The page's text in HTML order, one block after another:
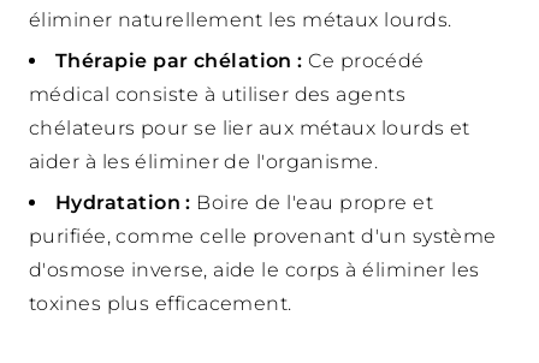
éliminer naturellement les métaux lourds.
Thérapie par chélation :Ce procédé
médical consiste à utiliser des agents
chélateurs pour se lier aux métaux lourds et
aider à les éliminer de l'organisme.
Hydratation : Boire de l'eau propre et
purifiée, comme celle provenant d'un système
d'osmose inverse, aide le corps à éliminer les
toxines plus efficacement.